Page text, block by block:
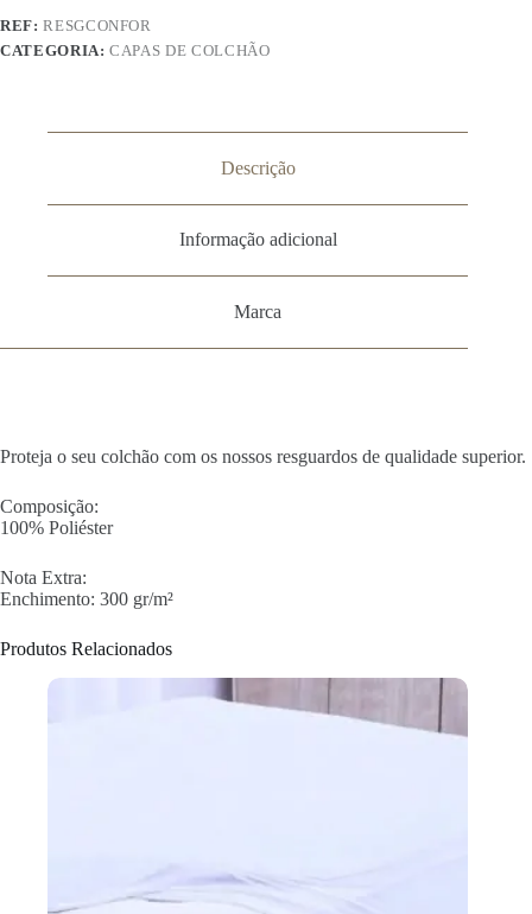
REF:RESGCONFOR
CATEGORIA:CAPAS DE COLCHÃO
Descrição
Informação adicional
Marca
Proteja o seu colchão com os nossos resguardos de qualidade superior.
Composição:
100% Poliéster
Nota Extra:
Enchimento: 300 gr/m²
Produtos Relacionados